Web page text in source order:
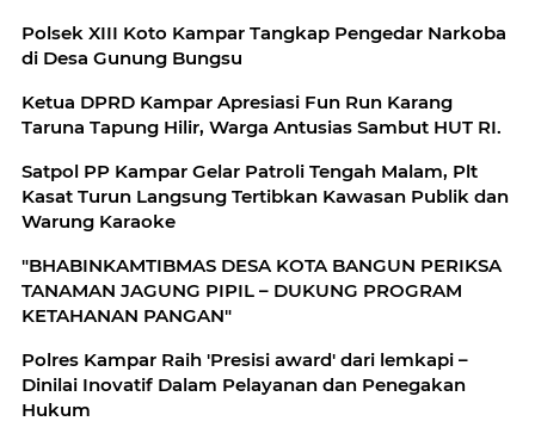
Polsek XIII Koto Kampar Tangkap Pengedar Narkoba
di Desa Gunung Bungsu
Ketua DPRD Kampar Apresiasi Fun Run Karang
Taruna Tapung Hilir, Warga Antusias Sambut HUT RI.
Satpol PP Kampar Gelar Patroli Tengah Malam, Plt
Kasat Turun Langsung Tertibkan Kawasan Publik dan
Warung Karaoke
"BHABINKAMTIBMAS DESA KOTA BANGUN PERIKSA
TANAMAN JAGUNG PIPIL – DUKUNG PROGRAM
KETAHANAN PANGAN"
Polres Kampar Raih 'Presisi award' dari lemkapi –
Dinilai Inovatif Dalam Pelayanan dan Penegakan
Hukum